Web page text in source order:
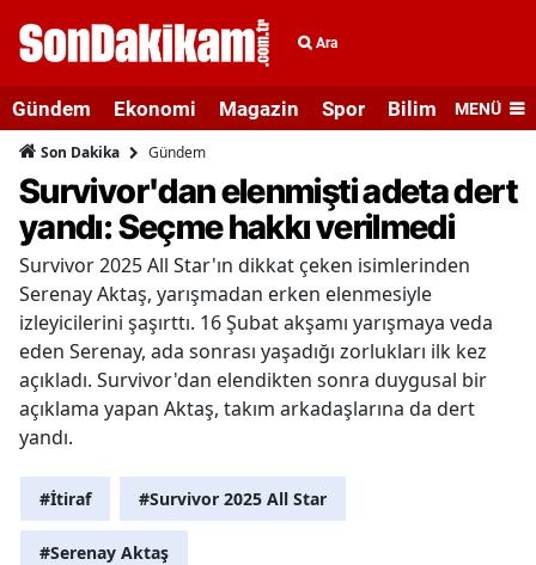
Ara
Gündem Ekonomi Magazin Spor Bilim veMENÜ
Son Dakika Gündem
Survivor'dan elenmişti adeta dert
yandı: Seçme hakkı verilmedi
Survivor 2025 All Star'ın dikkat çeken isimlerinden
Serenay Aktaş, yarışmadan erken elenmesiyle
izleyicilerini şaşırttı. 16 Şubat akşamı yarışmaya veda
eden Serenay, ada sonrası yaşadığı zorlukları ilk kez
açıkladı. Survivor'dan elendikten sonra duygusal bir
açıklama yapan Aktaş, takım arkadaşlarına da dert
yandı.
#İtiraf #Survivor 2025 All Star
#Serenay Aktaş